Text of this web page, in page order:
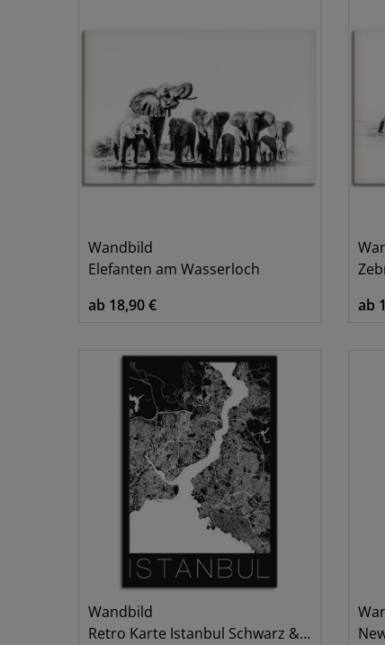
Wandbild
Elefanten am Wasserloch
ab 18,90 €
ab
Wandbild
Retro Karte Istanbul Schwarz & Weiß